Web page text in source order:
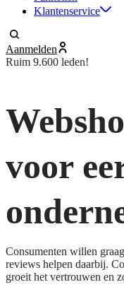
Klantenservice
Aanmelden
Ruim 9.600 leden!
voor
Consumenten willen
reviews helpen daarbij.
groeit het vertrouwen en